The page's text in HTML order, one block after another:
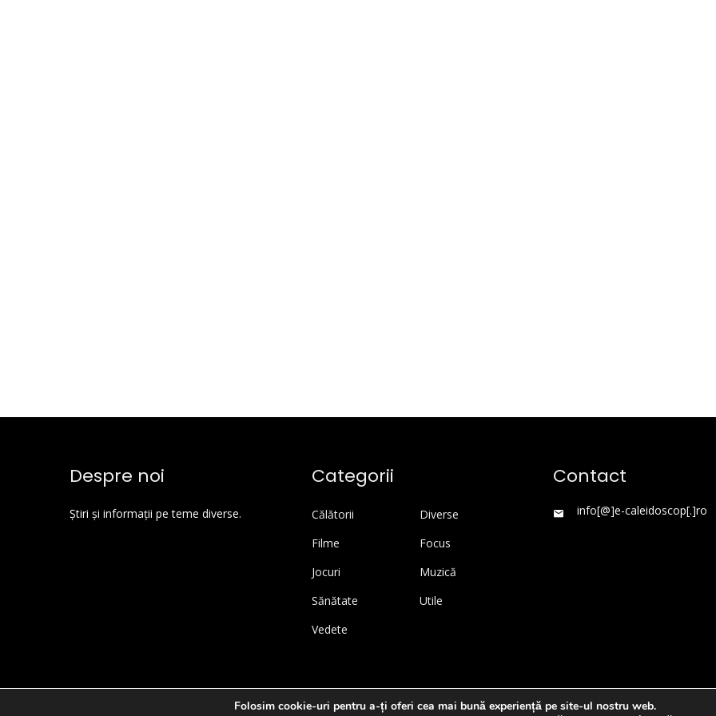
Despre noi
Știri și informații pe teme diverse.
Categorii
Călătorii
Diverse
Filme
Focus
Jocuri
Muzică
Sănătate
Utile
Vedete
Contact
info[@]e-caleidoscop[.]ro
Folosim cookie-uri pentru a-ți oferi cea mai bună experiență pe site-ul nostru web.